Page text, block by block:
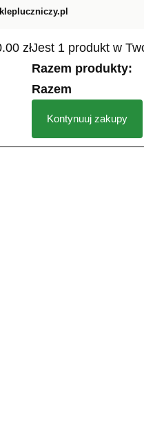
złJest 1 produkt w
Razem produkty:
Razem
Kontynuuj zakupy